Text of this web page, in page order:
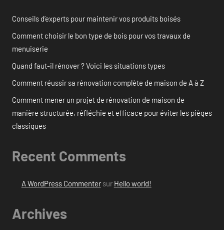
Conseils d’experts pour maintenir vos produits boisés
Comment choisir le bon type de bois pour vos travaux de
menuiserie
Quand faut-il rénover ? Voici les situations types
Comment réussir sa rénovation complète de maison de A à Z
Comment mener un projet de rénovation de maison de
manière structurée, réfléchie et efficace pour éviter les pièges
classiques
Recent Comments
A WordPress Commentersur Hello world!
Archives